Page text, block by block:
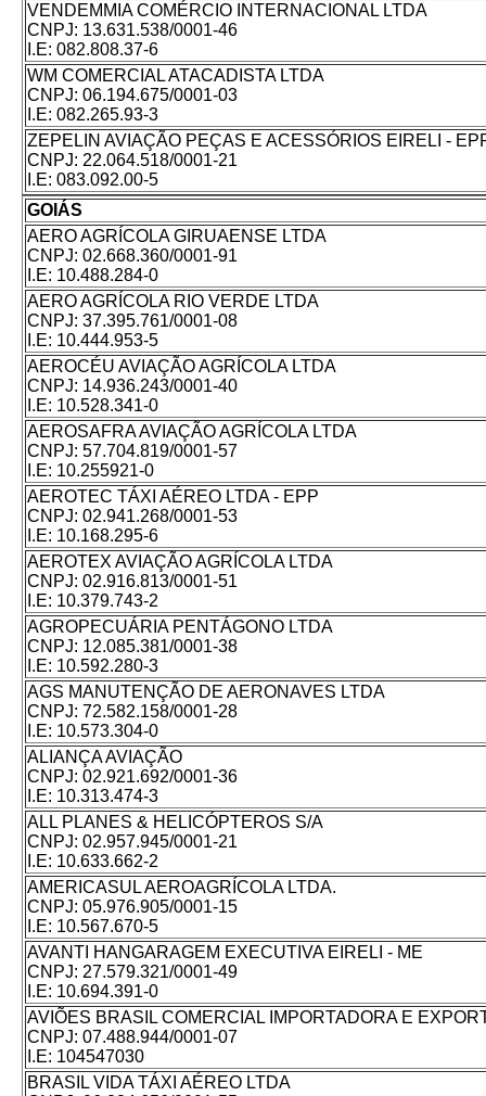
VENDEMMIA COMÉRCIO INTERNACIONAL LTDA
CNPJ: 13.631.538/0001-46
I.E: 082.808.37-6
WM COMERCIAL ATACADISTA LTDA
CNPJ: 06.194.675/0001-03
I.E: 082.265.93-3
ZEPELIN AVIAÇÃO PEÇAS E ACESSÓRIOS EIRELI -
CNPJ: 22.064.518/0001-21
I.E: 083.092.00-5
GOIÁS
AERO AGRÍCOLA GIRUAENSE LTDA
CNPJ: 02.668.360/0001-91
I.E: 10.488.284-0
AERO AGRÍCOLA RIO VERDE LTDA
CNPJ: 37.395.761/0001-08
I.E: 10.444.953-5
AEROCÉU AVIAÇÃO AGRÍCOLA LTDA
CNPJ: 14.936.243/0001-40
I.E: 10.528.341-0
AEROSAFRA AVIAÇÃO AGRÍCOLA LTDA
CNPJ: 57.704.819/0001-57
I.E: 10.255921-0
AEROTEC TÁXI AÉREO LTDA - EPP
CNPJ: 02.941.268/0001-53
I.E: 10.168.295-6
AEROTEX AVIAÇÃO AGRÍCOLA LTDA
CNPJ: 02.916.813/0001-51
I.E: 10.379.743-2
AGROPECUÁRIA PENTÁGONO LTDA
CNPJ: 12.085.381/0001-38
I.E: 10.592.280-3
AGS MANUTENÇÃO DE AERONAVES LTDA
CNPJ: 72.582.158/0001-28
I.E: 10.573.304-0
ALIANÇA AVIAÇÃO
CNPJ: 02.921.692/0001-36
I.E: 10.313.474-3
ALL PLANES & HELICÓPTEROS S/A
CNPJ: 02.957.945/0001-21
I.E: 10.633.662-2
AMERICASUL AEROAGRÍCOLA LTDA.
CNPJ: 05.976.905/0001-15
I.E: 10.567.670-5
AVANTI HANGARAGEM EXECUTIVA EIRELI - ME
CNPJ: 27.579.321/0001-49
I.E: 10.694.391-0
AVIÕES BRASIL COMERCIAL IMPORTADORA E
CNPJ: 07.488.944/0001-07
I.E: 104547030
BRASIL VIDA TÁXI AÉREO LTDA